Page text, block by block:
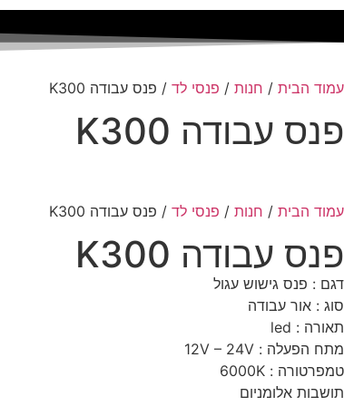
עמוד הבית / חנות / פנסי לד / פנס עבודה K300
פנס עבודה K300
עמוד הבית / חנות / פנסי לד / פנס עבודה K300
פנס עבודה K300
דגם : פנס גישוש עגול
סוג : אור עבודה
תאורה : led
מתח הפעלה : 12V – 24V
טמפרטורה : 6000K
תושבות אלומניום